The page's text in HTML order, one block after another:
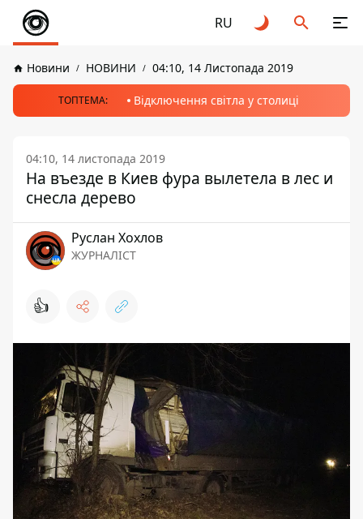
RU
Новини НОВИНИ 04:10, 14 Листопада 2019
ТОПТЕМА: Відключення світла у столиці
04:10, 14 листопада 2019
На въезде в Киев фура вылетела в лес и
снесла дерево
Руслан Хохлов
ЖУРНАЛІСТ
👍